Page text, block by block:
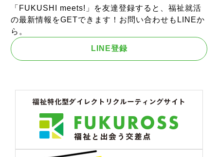
「FUKUSHI meets!」を友達登録すると、福祉就活
の最新情報をGETできます！お問い合わせもLINEか
ら。
LINE登録